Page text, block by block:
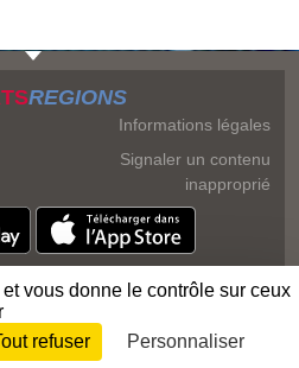
REGIONS
Informations légales
Signaler un contenu
inapproprié
Connexion
vous donne le contrôle sur ceux
refuser Personnaliser